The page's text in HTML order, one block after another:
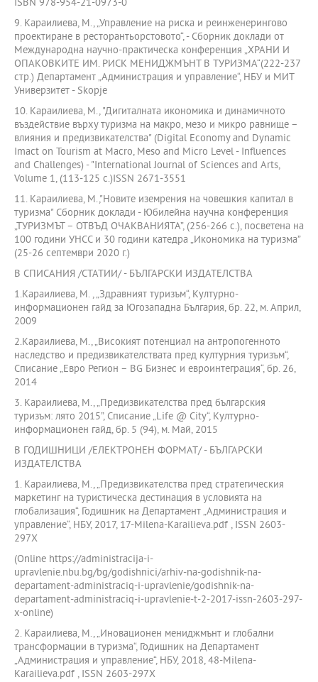
ISBN 978-954-21-0973-0
9. Караилиева, М., „Управление на риска и реинженерингово
проектиране в ресторантьорстовото“, - Сборник доклади от
Международна научно-практическа конференция „ХРАНИ И
ОПАКОВКИТЕ ИМ. РИСК МЕНИДЖМЪНТ В ТУРИЗМА“(222-237
стр.) Департамент „Администрация и управление“, НБУ и МИТ
Универзитет - Skopje
10. Караилиева, М., "Дигиталната икономика и динамичното
въздействие върху туризма на макро, мезо и микро равнище –
влияния и предизвикателства" (Digital Economy and Dynamic
Imact on Tourism at Macro, Meso and Micro Level - Influences
and Challenges) - "International Journal of Sciences and Arts,
Volume 1, (113-125 с.)ISSN 2671-3551
11. Караилиева, М.,"Новите иземрения на човешкия капитал в
туризма" Сборник доклади - Юбилейна научна конференция
„ТУРИЗМЪТ – ОТВЪД ОЧАКВАНИЯТА”, (256-266 с.), посветена на
100 години УНСС и 30 години катедра „Икономика на туризма”
(25-26 септември 2020 г.)
В СПИСАНИЯ /СТАТИИ/ - БЪЛГАРСКИ ИЗДАТЕЛСТВА
1.Караилиева, М. , „Здравният туризъм“, Културно-
информационен гайд за Югозападна България, бр. 22, м. Април,
2009
2.Караилиева, М., „Високият потенциал на антропогенното
наследство и предизвикателствата пред културния туризъм“,
Списание „Евро Регион – BG Бизнес и евроинтеграция“, бр. 26,
2014
3. Караилиева, М., „Предизвикателства пред българския
туризъм: лято 2015”, Списание „Life @ City“, Културно-
информационен гайд, бр. 5 (94), м. Май, 2015
В ГОДИШНИЦИ /ЕЛЕКТРОНЕН ФОРМАТ/ - БЪЛГАРСКИ
ИЗДАТЕЛСТВА
1. Караилиева, М., „Предизвикателства пред стратегическия
маркетинг на туристическа дестинация в условията на
глобализация“, Годишник на Департамент „Администрация и
управление“, НБУ, 2017, 17-Milena-Karailieva.pdf , ISSN 2603-
297X
(Online https://administracija-i-
upravlenie.nbu.bg/bg/godishnici/arhiv-na-godishnik-na-
departament-administraciq-i-upravlenie/godishnik-na-
departament-administraciq-i-upravlenie-t-2-2017-issn-2603-297-
x-online)
2. Караилиева, М., „Иновационен мениджмънт и глобални
трансформации в туризма“, Годишник на Департамент
„Администрация и управление“, НБУ, 2018, 48-Milena-
Karailieva.pdf , ISSN 2603-297X